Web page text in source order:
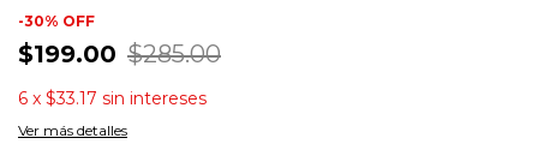
-30% OFF
$199.00 $285.00
6 x $33.17 sin intereses
Ver más detalles